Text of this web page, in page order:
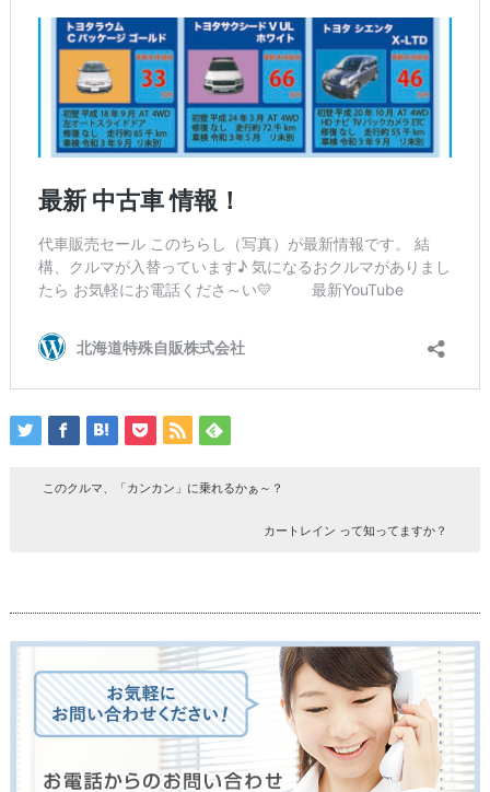
このクルマ、「カンカン」に乗れるかぁ～？
カートレイン って知ってますか？